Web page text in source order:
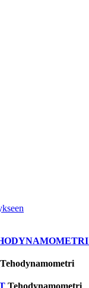
Tehodynamometri
Tehodynamometri